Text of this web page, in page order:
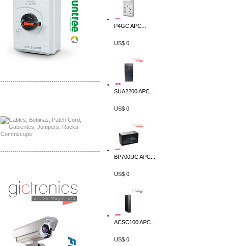
-------------------------------------------------
-------------------------------------------------
P4GC APC...
US$ 0
SUA2200 APC...
US$ 0
BP700UC APC...
US$ 0
ACSC100 APC...
US$ 0